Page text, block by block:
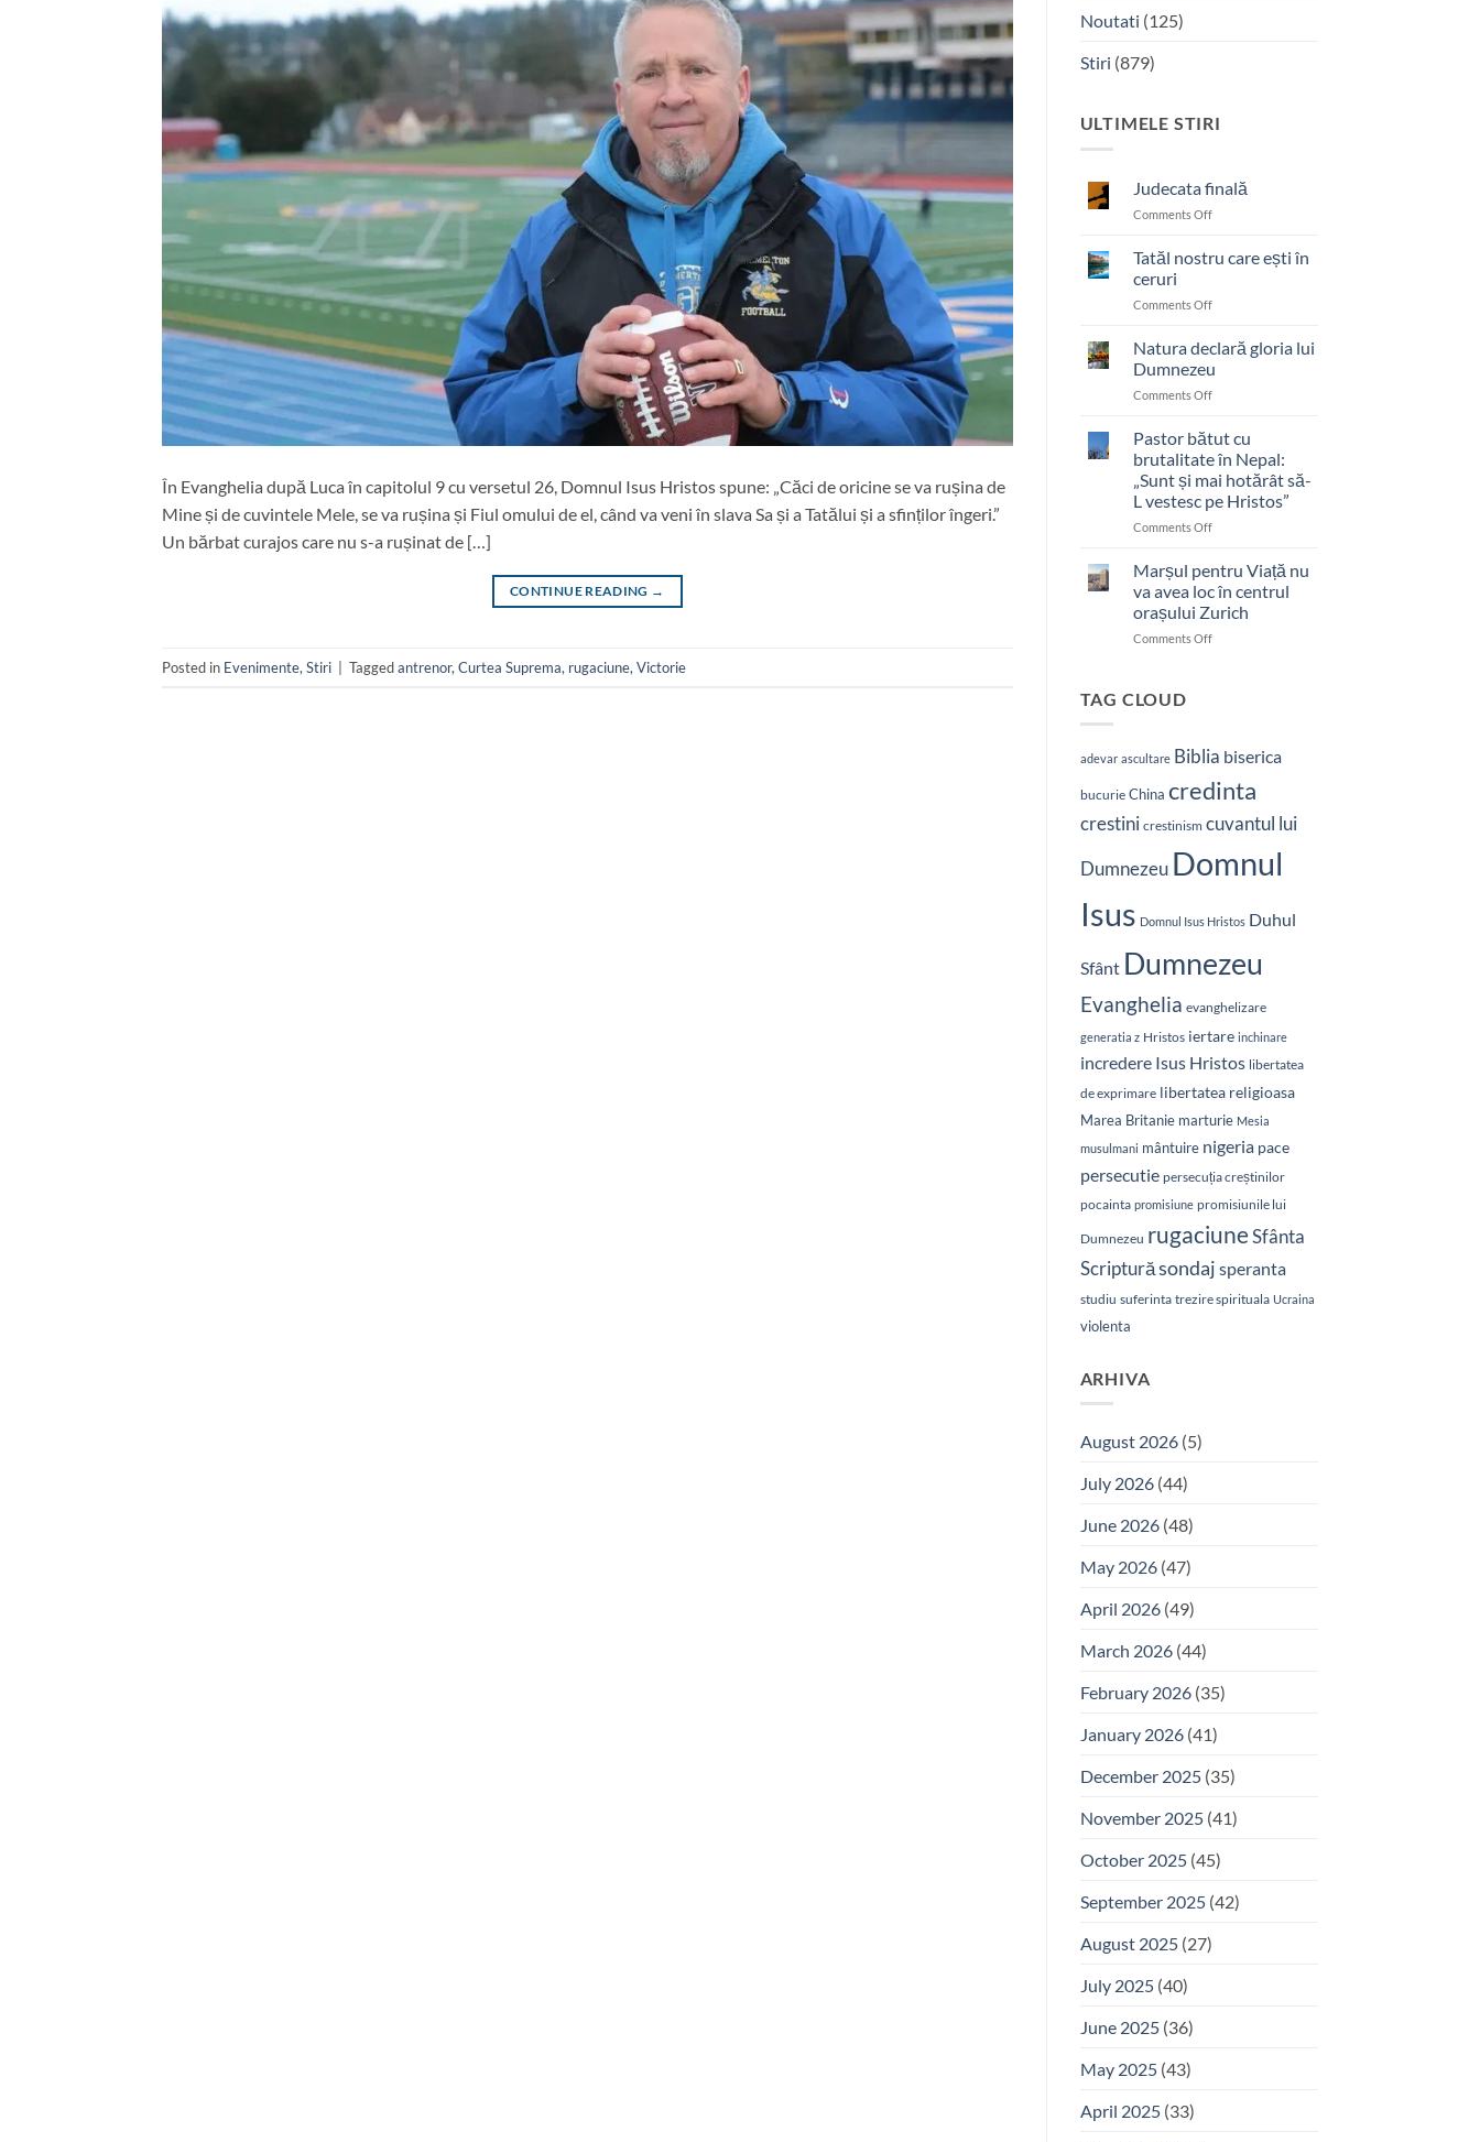
În Evanghelia după Luca în capitolul 9 cu versetul 26, Domnul Isus Hristos spune: „Căci de oricine se va rușina de
Mine și de cuvintele Mele, se va rușina și Fiul omului de el, când va veni în slava Sa și a Tatălui și a sfinților îngeri.”
Un bărbat curajos care nu s-a rușinat de […]
CONTINUE READING →
Posted in Evenimente, Stiri Taggedantrenor, Curtea Suprema, rugaciune, Victorie
Noutati (125)
Stiri (879)
ULTIMELE STIRI
Judecata finală
Comments Offon
Tatăl nostru care ești în
ceruri
Comments Offon
nostru
care
ești
în
Natura declară gloria lui
Dumnezeu
Comments Offon
declară
gloria
lui
Dumnezeu
Pastor bătut cu
brutalitate în Nepal:
„Sunt și mai hotărât să-
L vestesc pe Hristos”
Comments Offon
bătut
cu
brutalitate
în
Nepal:
L
pe
Marșul pentru Viață nu
va avea loc în centrul
orașului Zurich
Comments Offon
avea
loc
în
orașului
TAG CLOUD
adevar ascultare Biblia biserica
bucurie China credinta
crestini crestinism cuvantul lui
Dumnezeu Domnul
Isus Domnul Isus Hristos Duhul
Sfânt Dumnezeu
Evanghelia evanghelizare
generatia z Hristos iertare inchinare
incredere Isus Hristos libertatea
de exprimare libertatea religioasa
Marea Britanie marturie Mesia
musulmani mântuire nigeria pace
persecutie persecuția creștinilor
pocainta promisiune promisiunile lui
Dumnezeu rugaciuneSfânta
Scripturăsondaj speranta
studiu suferinta trezire spirituala Ucraina
violenta
ARHIVA
August 2026(5)
July 2026(44)
June 2026(48)
May 2026(47)
April 2026(49)
March 2026(44)
February 2026(35)
January 2026(41)
December 2025(35)
November 2025(41)
October 2025(45)
September 2025(42)
August 2025(27)
July 2025(40)
June 2025(36)
May 2025(43)
April 2025(33)